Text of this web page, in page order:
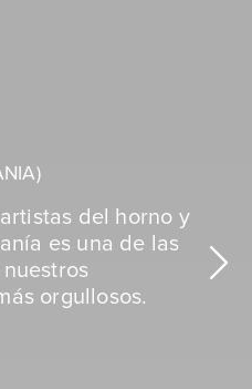
del horno y
es una de las
orgullosos.